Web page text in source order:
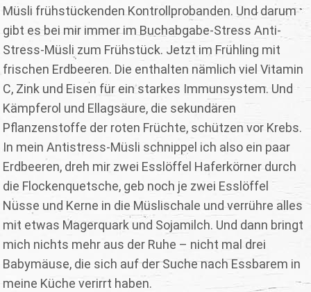
Müsli frühstückenden Kontrollprobanden. Und darum
gibt es bei mir immer im Buchabgabe-Stress Anti-
Stress-Müsli zum Frühstück. Jetzt im Frühling mit
frischen Erdbeeren. Die enthalten nämlich viel Vitamin
C, Zink und Eisen für ein starkes Immunsystem. Und
Kämpferol und Ellagsäure, die sekundären
Pflanzenstoffe der roten Früchte, schützen vor Krebs.
In mein Antistress-Müsli schnippel ich also ein paar
Erdbeeren, dreh mir zwei Esslöffel Haferkörner durch
die Flockenquetsche, geb noch je zwei Esslöffel
Nüsse und Kerne in die Müslischale und verrühre alles
mit etwas Magerquark und Sojamilch. Und dann bringt
mich nichts mehr aus der Ruhe – nicht mal drei
Babymäuse, die sich auf der Suche nach Essbarem in
meine Küche verirrt haben.